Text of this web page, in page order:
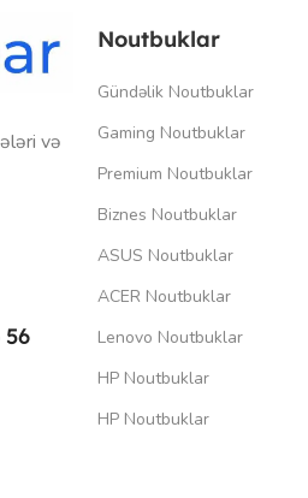
və
Noutbuklar
Gündəlik Noutbuklar
Gaming Noutbuklar
Premium Noutbuklar
Biznes Noutbuklar
ASUS Noutbuklar
ACER Noutbuklar
Lenovo Noutbuklar
HP Noutbuklar
HP Noutbuklar